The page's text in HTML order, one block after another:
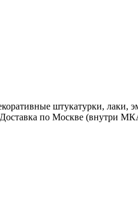
штукатурки, лаки,
Доставка по Москве (внутри